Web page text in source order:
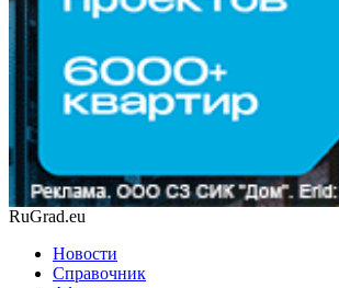
RuGrad.eu
Новости
Справочник